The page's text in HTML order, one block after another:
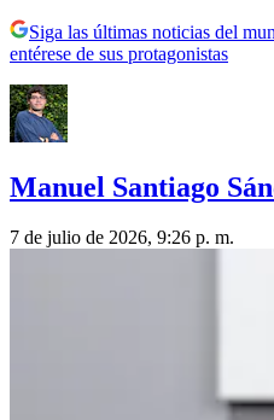
Siga las últimas noticias del
entérese de sus protagonistas
Manuel Santiago
7 de julio de 2026, 9:26 p. m.